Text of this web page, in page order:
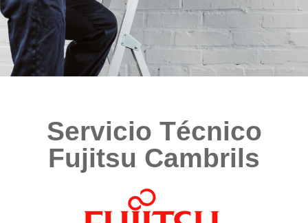
Servicio Técnico
Fujitsu Cambrils